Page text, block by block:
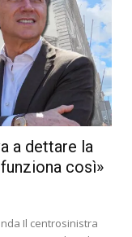
a dettare la
così»
Il centrosinistra